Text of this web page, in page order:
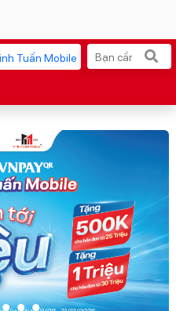
MacBook Neo giá tốt
Galaxy Z8 Series
OPPO Reno16
Ốp lưng Pitaka
Ốp lưng Apple